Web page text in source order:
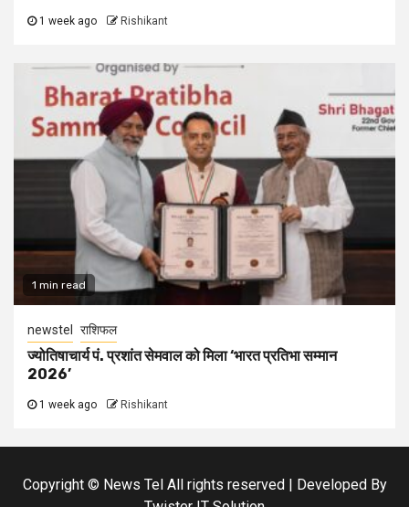
1 week ago Rishikant
1 min read
newstel राशिफल
ज्योतिषाचार्य पं. प्रशांत सेमवाल को मिला ‘भारत प्रतिभा सम्मान
2026’
1 week ago Rishikant
Copyright © News Tel All rights reserved | Developed By